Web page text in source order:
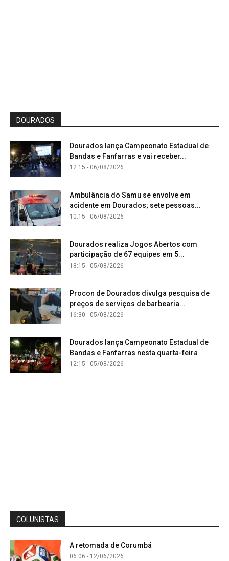
DOURADOS
Dourados lança Campeonato Estadual de
Bandas e Fanfarras e vai receber...
12:15 - 06/08/2026
Ambulância do Samu se envolve em
acidente em Dourados; sete pessoas...
10:15 - 06/08/2026
Dourados realiza Jogos Abertos com
participação de 67 equipes em 5...
18:15 - 05/08/2026
Procon de Dourados divulga pesquisa de
preços de serviços de barbearia...
16:30 - 05/08/2026
Dourados lança Campeonato Estadual de
Bandas e Fanfarras nesta quarta-feira
12:15 - 05/08/2026
COLUNISTAS
A retomada de Corumbá
06:06 - 12/06/2026